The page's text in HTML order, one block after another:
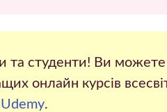
та студенти! Ви
онлайн курсів
Udemy.